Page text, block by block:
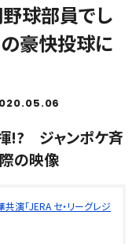
野球部員でし
豪快投球に
!? ジャンポケ斉
の映像
演「JERA セ・リーグレジ